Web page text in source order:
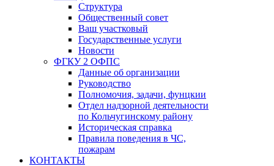
Структура
Общественный совет
Ваш участковый
Государственные услуги
Новости
ФГКУ 2 ОФПС
Данные об организации
Руководство
Полномочия, задачи, фунцкии
Отдел надзорной деятельности
по Кольчугинскому району
Историческая справка
Правила поведения в ЧС,
пожарам
КОНТАКТЫ